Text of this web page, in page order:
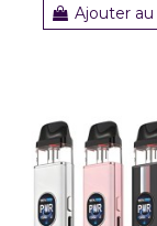
Ajouter au